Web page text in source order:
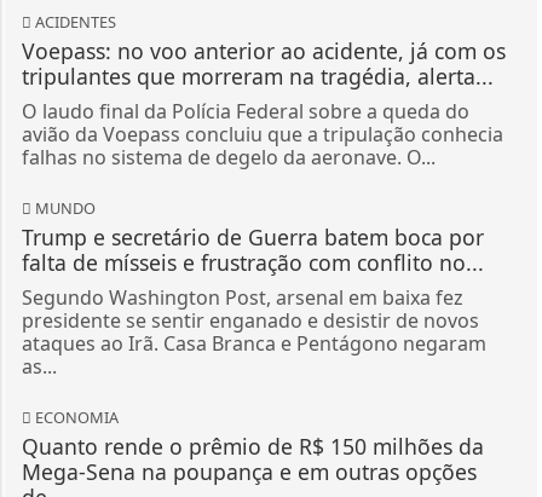
ACIDENTES
Voepass: no voo anterior ao acidente, já com os
tripulantes que morreram na tragédia, alerta...
O laudo final da Polícia Federal sobre a queda do
avião da Voepass concluiu que a tripulação conhecia
falhas no sistema de degelo da aeronave. O...
MUNDO
Trump e secretário de Guerra batem boca por
falta de mísseis e frustração com conflito no...
Segundo Washington Post, arsenal em baixa fez
presidente se sentir enganado e desistir de novos
ataques ao Irã. Casa Branca e Pentágono negaram
as...
ECONOMIA
Quanto rende o prêmio de R$ 150 milhões da
Mega-Sena na poupança e em outras opções